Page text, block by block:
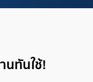
นทันใช้!